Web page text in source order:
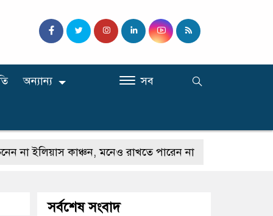
অন্যান্য সব
কাঞ্চন, মনেও রাখতে পারেন না কেউ যদি আমাকে
সর্বশেষ সংবাদ